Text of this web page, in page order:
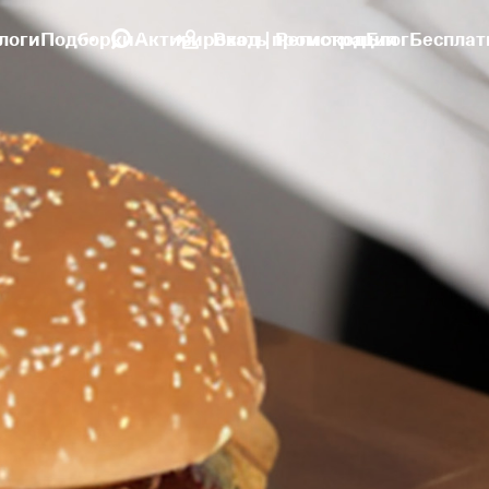
ПодборкиАктивировать промокодБлог
Вход | Регистрация